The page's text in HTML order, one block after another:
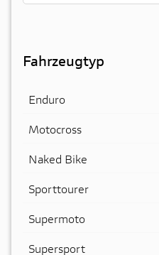
Fahrzeugtyp
Enduro
Motocross
Naked Bike
Sporttourer
Supermoto
Supersport